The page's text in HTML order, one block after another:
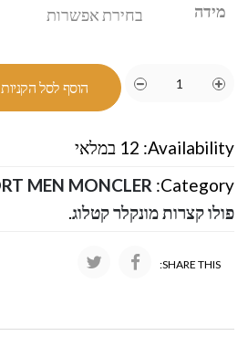
מידה
הוסף לסל הקניות
Availability: 12 במלאי
Category:
פולו קצרות מונקלר קטלוג.
SHARE THIS: